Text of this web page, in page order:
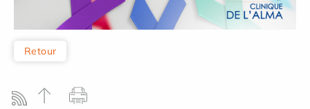
Retour